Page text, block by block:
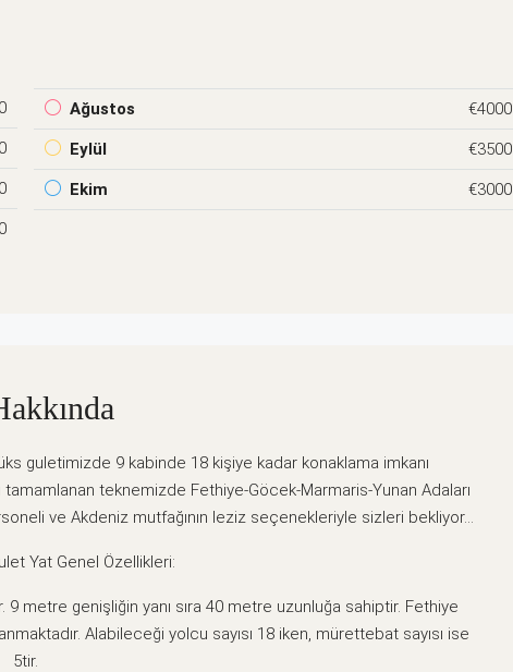
Ağustos €4000
Eylül €3500
Ekim €3000
guletimizde 9 kabinde 18 kişiye kadar konaklama imkanı
tamamlanan teknemizde Fethiye-Göcek-Marmaris-Yunan Adaları
ve Akdeniz mutfağının leziz seçenekleriyle sizleri bekliyor…
Yat Genel Özellikleri:
metre genişliğin yanı sıra 40 metre uzunluğa sahiptir. Fethiye
Alabileceği yolcu sayısı 18 iken, mürettebat sayısı ise
5tir.